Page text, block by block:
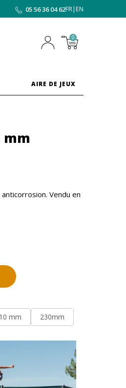
05 56 36 04 62FR|EN
0
AIRE DE JEUX
mm
Vendu en
mm 230mm